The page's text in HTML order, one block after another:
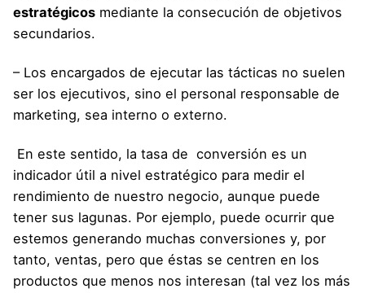
estratégicos mediante la consecución de objetivos
secundarios.
– Los encargados de ejecutar las tácticas no suelen
ser los ejecutivos, sino el personal responsable de
marketing, sea interno o externo.
En este sentido, la tasa de conversión es un
indicador útil a nivel estratégico para medir el
rendimiento de nuestro negocio, aunque puede
tener sus lagunas. Por ejemplo, puede ocurrir que
estemos generando muchas conversiones y, por
tanto, ventas, pero que éstas se centren en los
productos que menos nos interesan (tal vez los más